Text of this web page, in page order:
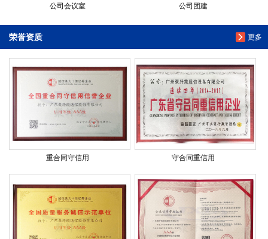
公司会议室 公司团建
更多
荣誉资质
重合同守信用 守合同重信用